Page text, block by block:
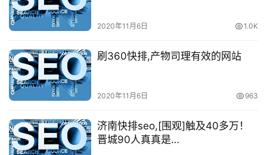
2020年11月6日 1.0K
刷360快排,产物司理有效的网站
2020年11月6日 963
济南快排seo,[围观]触及40多万！
晋城90人真真是…